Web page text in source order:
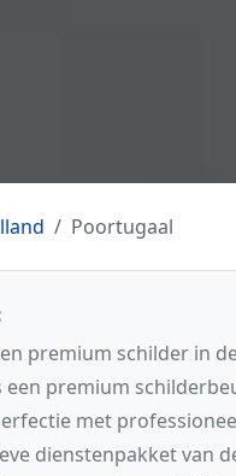
Poortugaal
premium schilder in
een premium
met
dienstenpakket van